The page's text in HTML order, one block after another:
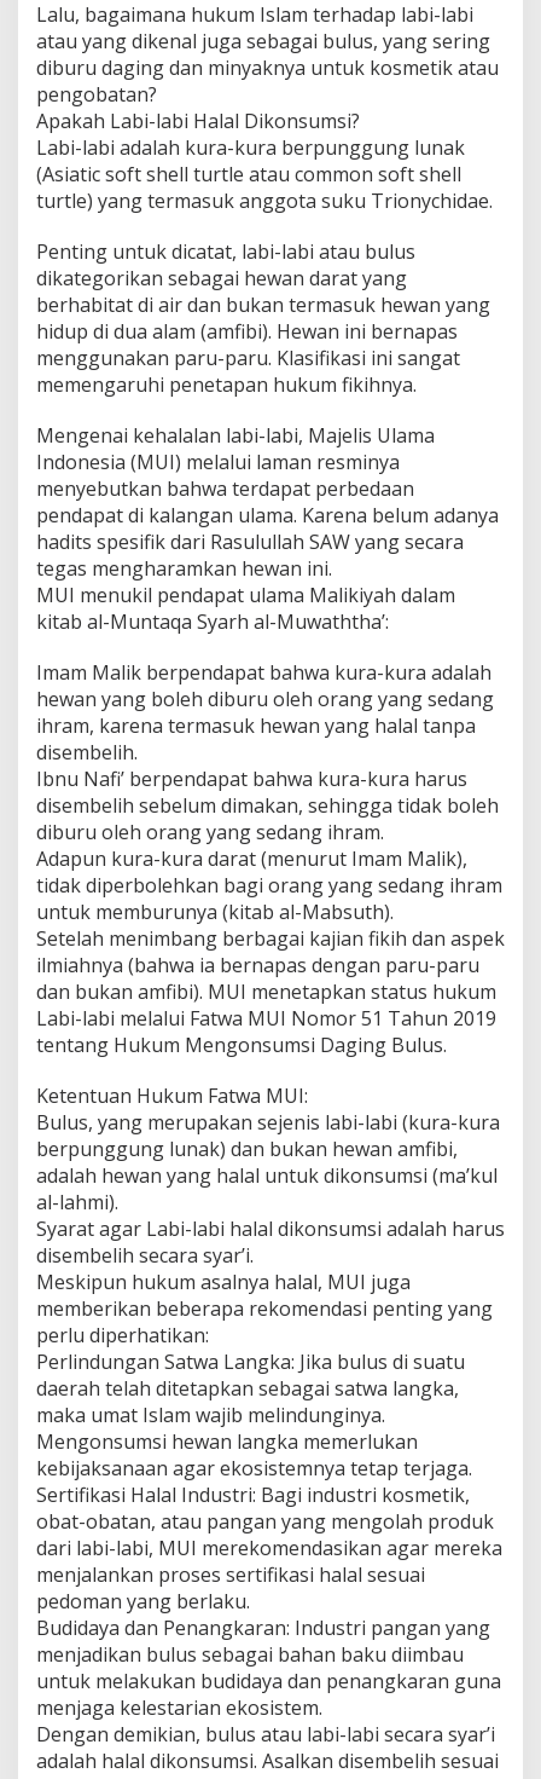
a
m
?
i
P
e
j
l
a
s
a
n
L
e
g
a
p
n
y
a
Lalu, bagaimana hukum Islam terhadap labi-labi
atau yang dikenal juga sebagai bulus, yang sering
diburu daging dan minyaknya untuk kosmetik atau
pengobatan?
Apakah Labi-labi Halal Dikonsumsi?
Labi-labi adalah kura-kura berpunggung lunak
(Asiatic soft shell turtle atau common soft shell
turtle) yang termasuk anggota suku Trionychidae.
Penting untuk dicatat, labi-labi atau bulus
dikategorikan sebagai hewan darat yang
berhabitat di air dan bukan termasuk hewan yang
hidup di dua alam (amfibi). Hewan ini bernapas
menggunakan paru-paru. Klasifikasi ini sangat
memengaruhi penetapan hukum fikihnya.
Mengenai kehalalan labi-labi, Majelis Ulama
Indonesia (MUI) melalui laman resminya
menyebutkan bahwa terdapat perbedaan
pendapat di kalangan ulama. Karena belum adanya
hadits spesifik dari Rasulullah SAW yang secara
tegas mengharamkan hewan ini.
MUI menukil pendapat ulama Malikiyah dalam
kitab al-Muntaqa Syarh al-Muwaththa’:
Imam Malik berpendapat bahwa kura-kura adalah
hewan yang boleh diburu oleh orang yang sedang
ihram, karena termasuk hewan yang halal tanpa
disembelih.
Ibnu Nafi’ berpendapat bahwa kura-kura harus
disembelih sebelum dimakan, sehingga tidak boleh
diburu oleh orang yang sedang ihram.
Adapun kura-kura darat (menurut Imam Malik),
tidak diperbolehkan bagi orang yang sedang ihram
untuk memburunya (kitab al-Mabsuth).
Setelah menimbang berbagai kajian fikih dan aspek
ilmiahnya (bahwa ia bernapas dengan paru-paru
dan bukan amfibi). MUI menetapkan status hukum
Labi-labi melalui Fatwa MUI Nomor 51 Tahun 2019
tentang Hukum Mengonsumsi Daging Bulus.
Ketentuan Hukum Fatwa MUI:
Bulus, yang merupakan sejenis labi-labi (kura-kura
berpunggung lunak) dan bukan hewan amfibi,
adalah hewan yang halal untuk dikonsumsi (ma’kul
al-lahmi).
Syarat agar Labi-labi halal dikonsumsi adalah harus
disembelih secara syar’i.
Meskipun hukum asalnya halal, MUI juga
memberikan beberapa rekomendasi penting yang
perlu diperhatikan:
Perlindungan Satwa Langka: Jika bulus di suatu
daerah telah ditetapkan sebagai satwa langka,
maka umat Islam wajib melindunginya.
Mengonsumsi hewan langka memerlukan
kebijaksanaan agar ekosistemnya tetap terjaga.
Sertifikasi Halal Industri: Bagi industri kosmetik,
obat-obatan, atau pangan yang mengolah produk
dari labi-labi, MUI merekomendasikan agar mereka
menjalankan proses sertifikasi halal sesuai
pedoman yang berlaku.
Budidaya dan Penangkaran: Industri pangan yang
menjadikan bulus sebagai bahan baku diimbau
untuk melakukan budidaya dan penangkaran guna
menjaga kelestarian ekosistem.
Dengan demikian, bulus atau labi-labi secara syar’i
adalah halal dikonsumsi. Asalkan disembelih sesuai